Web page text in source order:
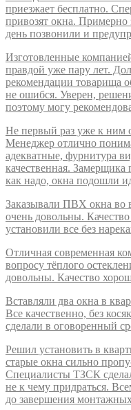
приезжает бесплатно.
привозят окна. Примерно
день позвонили и
Изготовленные
правдой уже пару лет.
рекомендации товарища
не ошибся. Уверен,
поэтому могу
Не первый раз уже к ним
Менеджер отлично
адекватные, фурнитура
качественная. Замерщика
как надо, окна подошли
Заказывали ПВХ окна во
очень довольны.
установили все без
Отличная современная
вопросу тёплого
довольны. Качество
Вставляли два окна в
Все качественно, без
сделали в оговоренный
Решил установить в
старые окна сильно
Специалисты ТЗСК
не к чему придраться.
до завершения